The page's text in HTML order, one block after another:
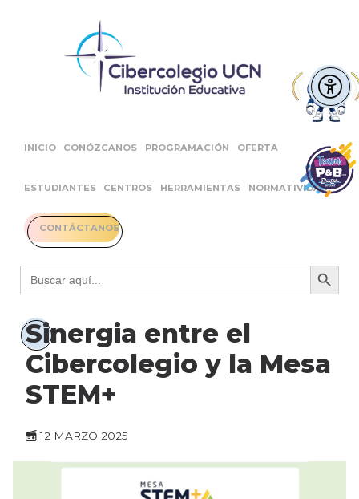
INICIO CONÓZCANOS PROGRAMACIÓN OFERTA
ESTUDIANTES CENTROS HERRAMIENTAS NORMATIVIDAD
CONTÁCTANOS
Buscar: Botón
Sinergia entre el
Cibercolegio y la Mesa
STEM+
12 MARZO 2025